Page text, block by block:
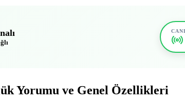
Yorumu ve Genel Özellikleri